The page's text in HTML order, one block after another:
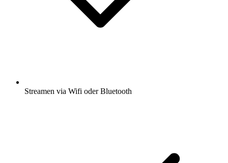
Streamen via Wifi oder Bluetooth